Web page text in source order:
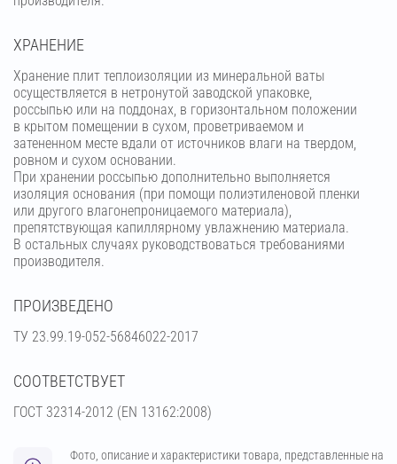
ХРАНЕНИЕ
Хранение плит теплоизоляции из минеральной ваты
осуществляется в нетронутой заводской упаковке,
россыпью или на поддонах, в горизонтальном положении
в крытом помещении в сухом, проветриваемом и
затененном месте вдали от источников влаги на твердом,
ровном и сухом основании.
При хранении россыпью дополнительно выполняется
изоляция основания (при помощи полиэтиленовой пленки
или другого влагонепроницаемого материала),
препятствующая капиллярному увлажнению материала.
В остальных случаях руководствоваться требованиями
производителя.
ПРОИЗВЕДЕНО
ТУ 23.99.19-052-56846022-2017
СООТВЕТСТВУЕТ
ГОСТ 32314-2012 (ЕN 13162:2008)
Фото, описание и характеристики товара, представленные на